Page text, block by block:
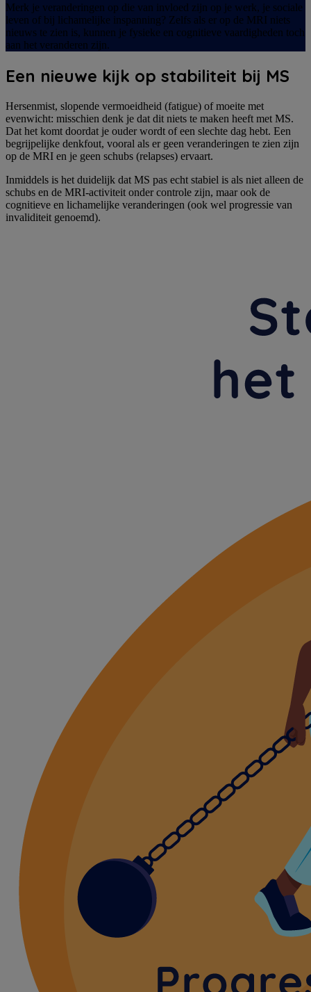
Merk je veranderingen op die van invloed zijn op je werk, je sociale
leven of bij lichamelijke inspanning? Zelfs als er op de MRI niets
nieuws te zien is, kunnen je fysieke en cognitieve vaardigheden toch
aan het veranderen zijn.
Een nieuwe kijk op stabiliteit bij MS
Hersenmist, slopende vermoeidheid (fatigue) of moeite met
evenwicht: misschien denk je dat dit niets te maken heeft met MS.
Dat het komt doordat je ouder wordt of een slechte dag hebt. Een
begrijpelijke denkfout, vooral als er geen veranderingen te zien zijn
op de MRI en je geen schubs (relapses) ervaart.
Inmiddels is het duidelijk dat MS pas echt stabiel is als niet alleen de
schubs en de MRI-activiteit onder controle zijn, maar ook de
cognitieve en lichamelijke veranderingen (ook wel progressie van
invaliditeit genoemd).